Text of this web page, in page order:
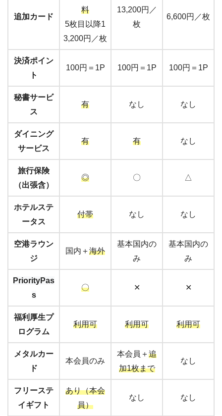
追加カード
料
5枚目以降1
3,200円／枚
13,200円／
枚
6,600円／枚
決済ポイン
ト
100円＝1P 100円＝1P 100円＝1P
秘書サービ
ス
有 なし なし
ダイニング
サービス
有 有 なし
旅行保険
（出張含）
◎ 〇 △
ホテルステ
ータス
付帯 なし なし
空港ラウン
ジ
国内＋海外
基本国内の
み
基本国内の
み
PriorityPas
s
〇 ✕ ✕
福利厚生プ
ログラム
利用可 利用可 利用可
メタルカー
ド
本会員のみ
本会員＋追
加1枚まで
なし
フリーステ
イギフト
あり（本会
員）
なし なし